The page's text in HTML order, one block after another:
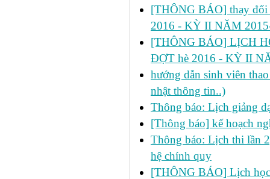
[THÔNG BÁO] thay
2016 - KỲ II NĂM
[THÔNG BÁO] LỊCH
ĐỢT hè 2016 - KỲ II
hướng dẫn sinh viên
nhật thông tin..)
Thông báo: Lịch giảng
[Thông báo] kế hoạch
Thông báo: Lịch thi lần
hệ chính quy
[THÔNG BÁO] Lịch